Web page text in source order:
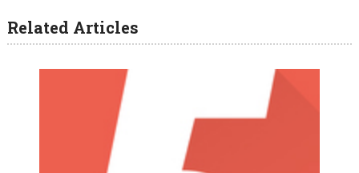
Related Articles